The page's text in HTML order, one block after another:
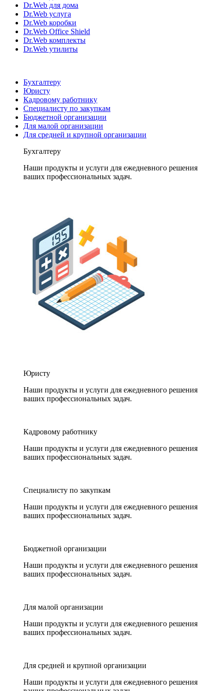
Dr.Web для дома
Dr.Web услуга
Dr.Web коробки
Dr.Web Office Shield
Dr.Web комплекты
Dr.Web утилиты
Бухгалтеру
Юристу
Кадровому работнику
Специалисту по закупкам
Бюджетной организации
Для малой организации
Для средней и крупной организации
Бухгалтеру
Наши продукты и услуги для ежедневного решения
ваших профессиональных задач.
Юристу
Наши продукты и услуги для ежедневного решения
ваших профессиональных задач.
Кадровому работнику
Наши продукты и услуги для ежедневного решения
ваших профессиональных задач.
Специалисту по закупкам
Наши продукты и услуги для ежедневного решения
ваших профессиональных задач.
Бюджетной организации
Наши продукты и услуги для ежедневного решения
ваших профессиональных задач.
Для малой организации
Наши продукты и услуги для ежедневного решения
ваших профессиональных задач.
Для средней и крупной организации
Наши продукты и услуги для ежедневного решения